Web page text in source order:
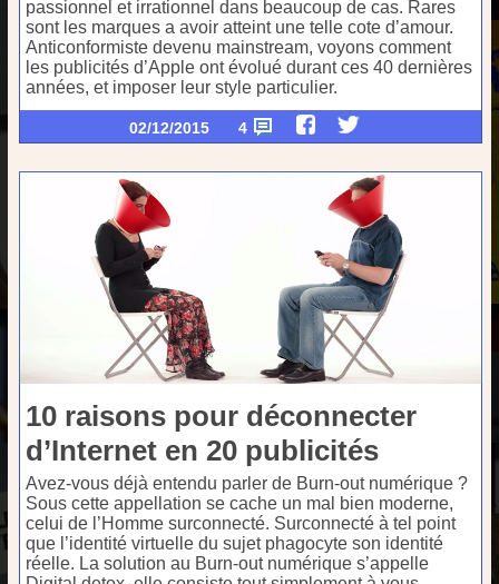
passionnel et irrationnel dans beaucoup de cas. Rares
sont les marques a avoir atteint une telle cote d’amour.
Anticonformiste devenu mainstream, voyons comment
les publicités d’Apple ont évolué durant ces 40 dernières
années, et imposer leur style particulier.
02/12/2015 4
10 raisons pour déconnecter
d’Internet en 20 publicités
Avez-vous déjà entendu parler de Burn-out numérique ?
Sous cette appellation se cache un mal bien moderne,
celui de l’Homme surconnecté. Surconnecté à tel point
que l’identité virtuelle du sujet phagocyte son identité
réelle. La solution au Burn-out numérique s’appelle